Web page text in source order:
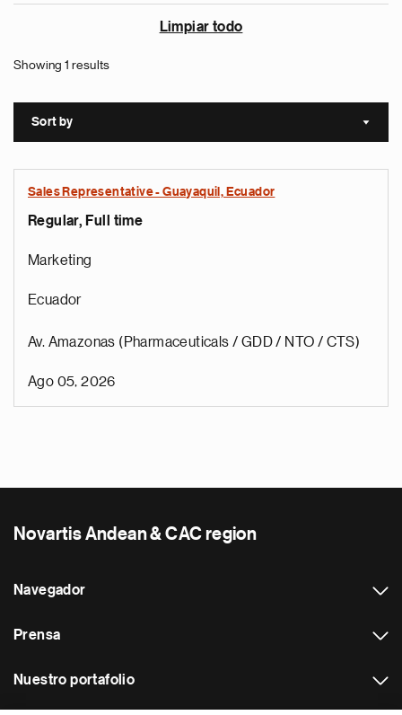
Limpiar todo
Showing 1 results
Sort by Sort
Sales Representative - Guayaquil, Ecuador
Regular, Full time
Marketing
Ecuador
Av. Amazonas (Pharmaceuticals / GDD / NTO / CTS)
Ago 05, 2026
Novartis Andean & CAC region
Navegador
Prensa
Nuestro portafolio